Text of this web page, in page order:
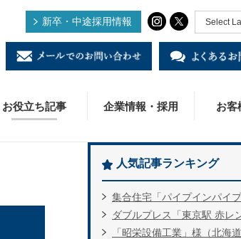
新卒・中途採用情報 Select
お役立ち記事 企業情報・採用 お客
商社様・販売店様窓口
人気記事ランキング
集合住宅「パイプインパイプ
ダブルプレス「東京駅 赤レ
「昭栄設備工業」様（北海